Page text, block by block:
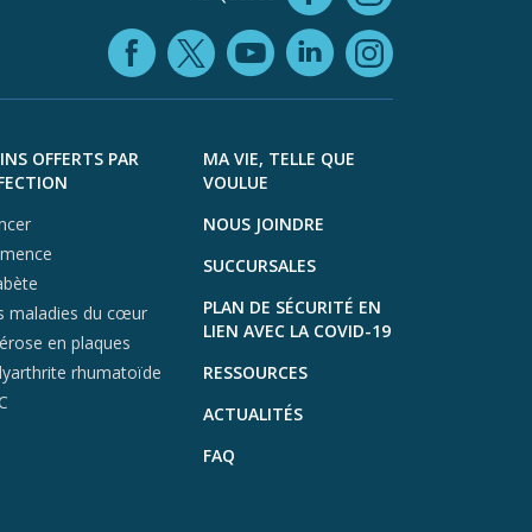
Facebook (opens
X (opens in a
YouTube
LinkedIn
OFFERTS PAR
maladies du cœur
en plaques
rhumatoïde
MA VIE, TELLE QUE
VOULUE
NOUS JOINDRE
SUCCURSALES
PLAN DE SÉCURITÉ EN
LIEN AVEC LA COVID-19
RESSOURCES
ACTUALITÉS
FAQ